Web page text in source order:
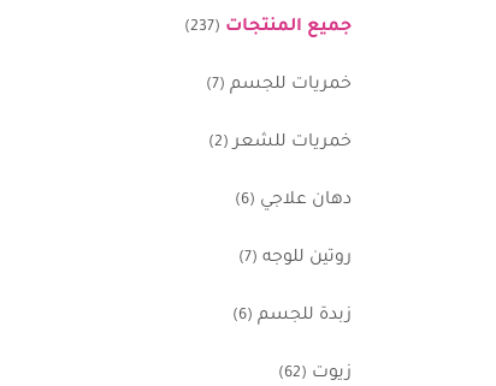
جميع المنتجات (237)
خمريات للجسم (7)
خمريات للشعر (2)
دهان علاجي (6)
روتين للوجه (7)
زبدة للجسم (6)
زيوت (62)